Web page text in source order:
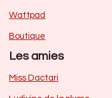
Wattpad
Boutique
Les amies
Miss Dactari